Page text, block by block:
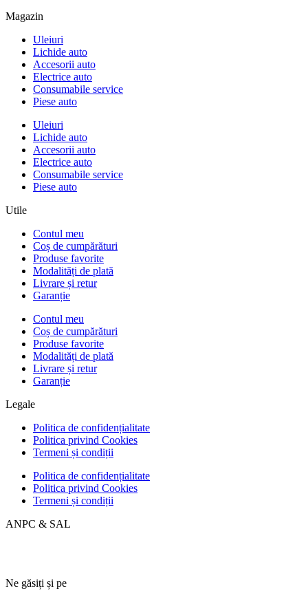
Magazin
Uleiuri
Lichide auto
Accesorii auto
Electrice auto
Consumabile service
Piese auto
Uleiuri
Lichide auto
Accesorii auto
Electrice auto
Consumabile service
Piese auto
Utile
Contul meu
Coș de cumpărături
Produse favorite
Modalități de plată
Livrare și retur
Garanție
Contul meu
Coș de cumpărături
Produse favorite
Modalități de plată
Livrare și retur
Garanție
Legale
Politica de confidențialitate
Politica privind Cookies
Termeni și condiții
Politica de confidențialitate
Politica privind Cookies
Termeni și condiții
ANPC & SAL
Ne găsiți și pe